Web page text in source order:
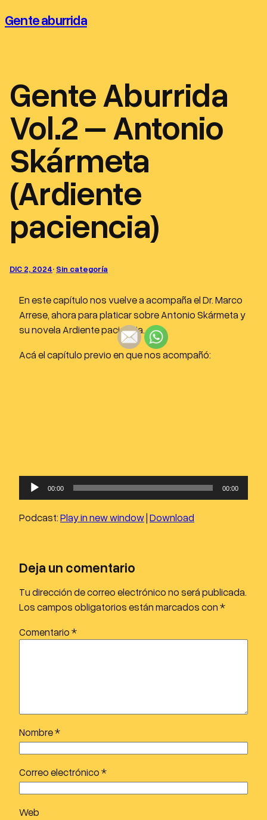
alGente aburrida
Gente Aburrida
Vol.2 – Antonio
Skármeta
(Ardiente
paciencia)
DIC 2, 2024· Sin categoría
En este capítulo nos vuelve a acompaña el Dr. Marco
Arrese, ahora para platicar sobre Antonio Skármeta y
su novela Ardiente paciencia.
Acá el capítulo previo en que nos acompañó:
e
p
u
c
t
r
o
00:00 00:00
Podcast:Play in new window|Download
Deja un comentario
Tu dirección de correo electrónico no será publicada.
Los campos obligatorios están marcados con*
Comentario*
Nombre*
Correo electrónico*
Web